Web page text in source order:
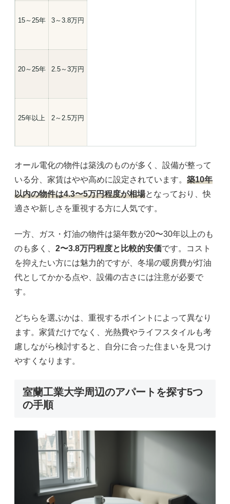
15～25年 3～3.8万円
20～25年 2.5～3万円
25年以上 2～2.5万円
オール電化の物件は築浅のものが多く、設備が整って
いる分、家賃はやや高めに設定されています。 築10年
以内の物件は4.3〜5万円程度が相場となっており、快
適さや新しさを重視する方に人気です。
一方、ガス・灯油の物件は築年数が20〜30年以上のも
のも多く、 2〜3.8万円程度と比較的安価です。コスト
を抑えたい方には魅力的ですが、冬場の暖房費が灯油
代としてかかる点や、設備の古さには注意が必要で
す。
どちらを選ぶかは、重視するポイントによって異なり
ます。家賃だけでなく、光熱費やライフスタイルも考
慮しながら検討すると、自分に合った住まいを見つけ
やすくなります。
室蘭工業大学周辺のアパートを探す5つ
の手順